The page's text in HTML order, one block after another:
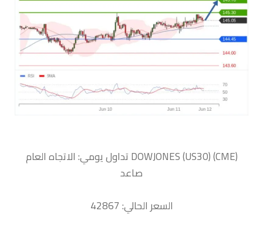
‏DOWJONES (US30) (CME) تداول يومي: الاتجاه العام
صاعد
السعر الحالي: 42867